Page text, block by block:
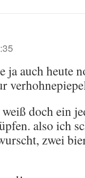
ja auch heute
weiß doch ein
also ich
zwei